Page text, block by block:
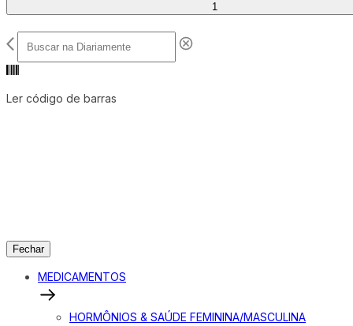
1
Ler código de barras
Fechar
MEDICAMENTOS
HORMÔNIOS & SAÚDE FEMININA/MASCULINA